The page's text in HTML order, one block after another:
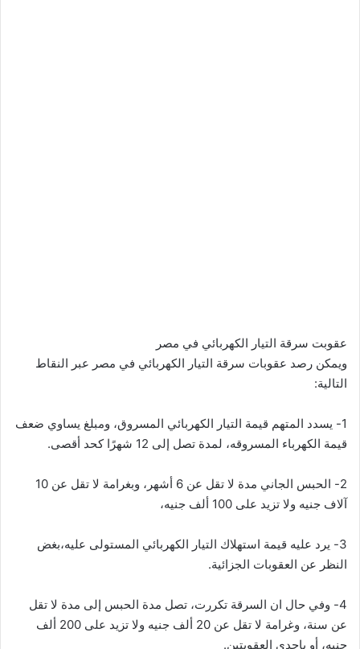
عقوبت سرقة التيار الكهربائي في مصر
ويمكن رصد عقوبات سرقة التيار الكهربائي في مصر عبر النقاط
التالية:
1- يسدد المتهم قيمة التيار الكهربائي المسروق، ومبلغ يساوي ضعف
قيمة الكهرباء المسروقه، لمدة تصل إلى 12 شهرًا كحد أقصى.
2- الحبس الجاني مدة لا تقل عن 6 أشهر، وبغرامة لا تقل عن 10
آلاف جنيه ولا تزيد على 100 ألف جنيه،
3- يرد عليه قيمة استهلاك التيار الكهربائي المستولى عليه،بغض
النظر عن العقوبات الجزائية.
4- وفي حال ان السرقة تكررت، تصل مدة الحبس إلى مدة لا تقل
عن سنة، وغرامة لا تقل عن 20 ألف جنيه ولا تزيد على 200 ألف
جنيه، أو بإحدى العقوبتين.